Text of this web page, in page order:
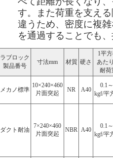
す。また荷重を支え
違うため、密度に複
を通過することでも
ラブロック
製品番号
寸法mm 材質 硬さ
1平
あた
耐荷
メカノ標準
10×240×460
片面突起
NR A40
0.1
kgf/平
ダクト耐油
7×240×460
片面突起
NBR A40
0.1
kgf/平